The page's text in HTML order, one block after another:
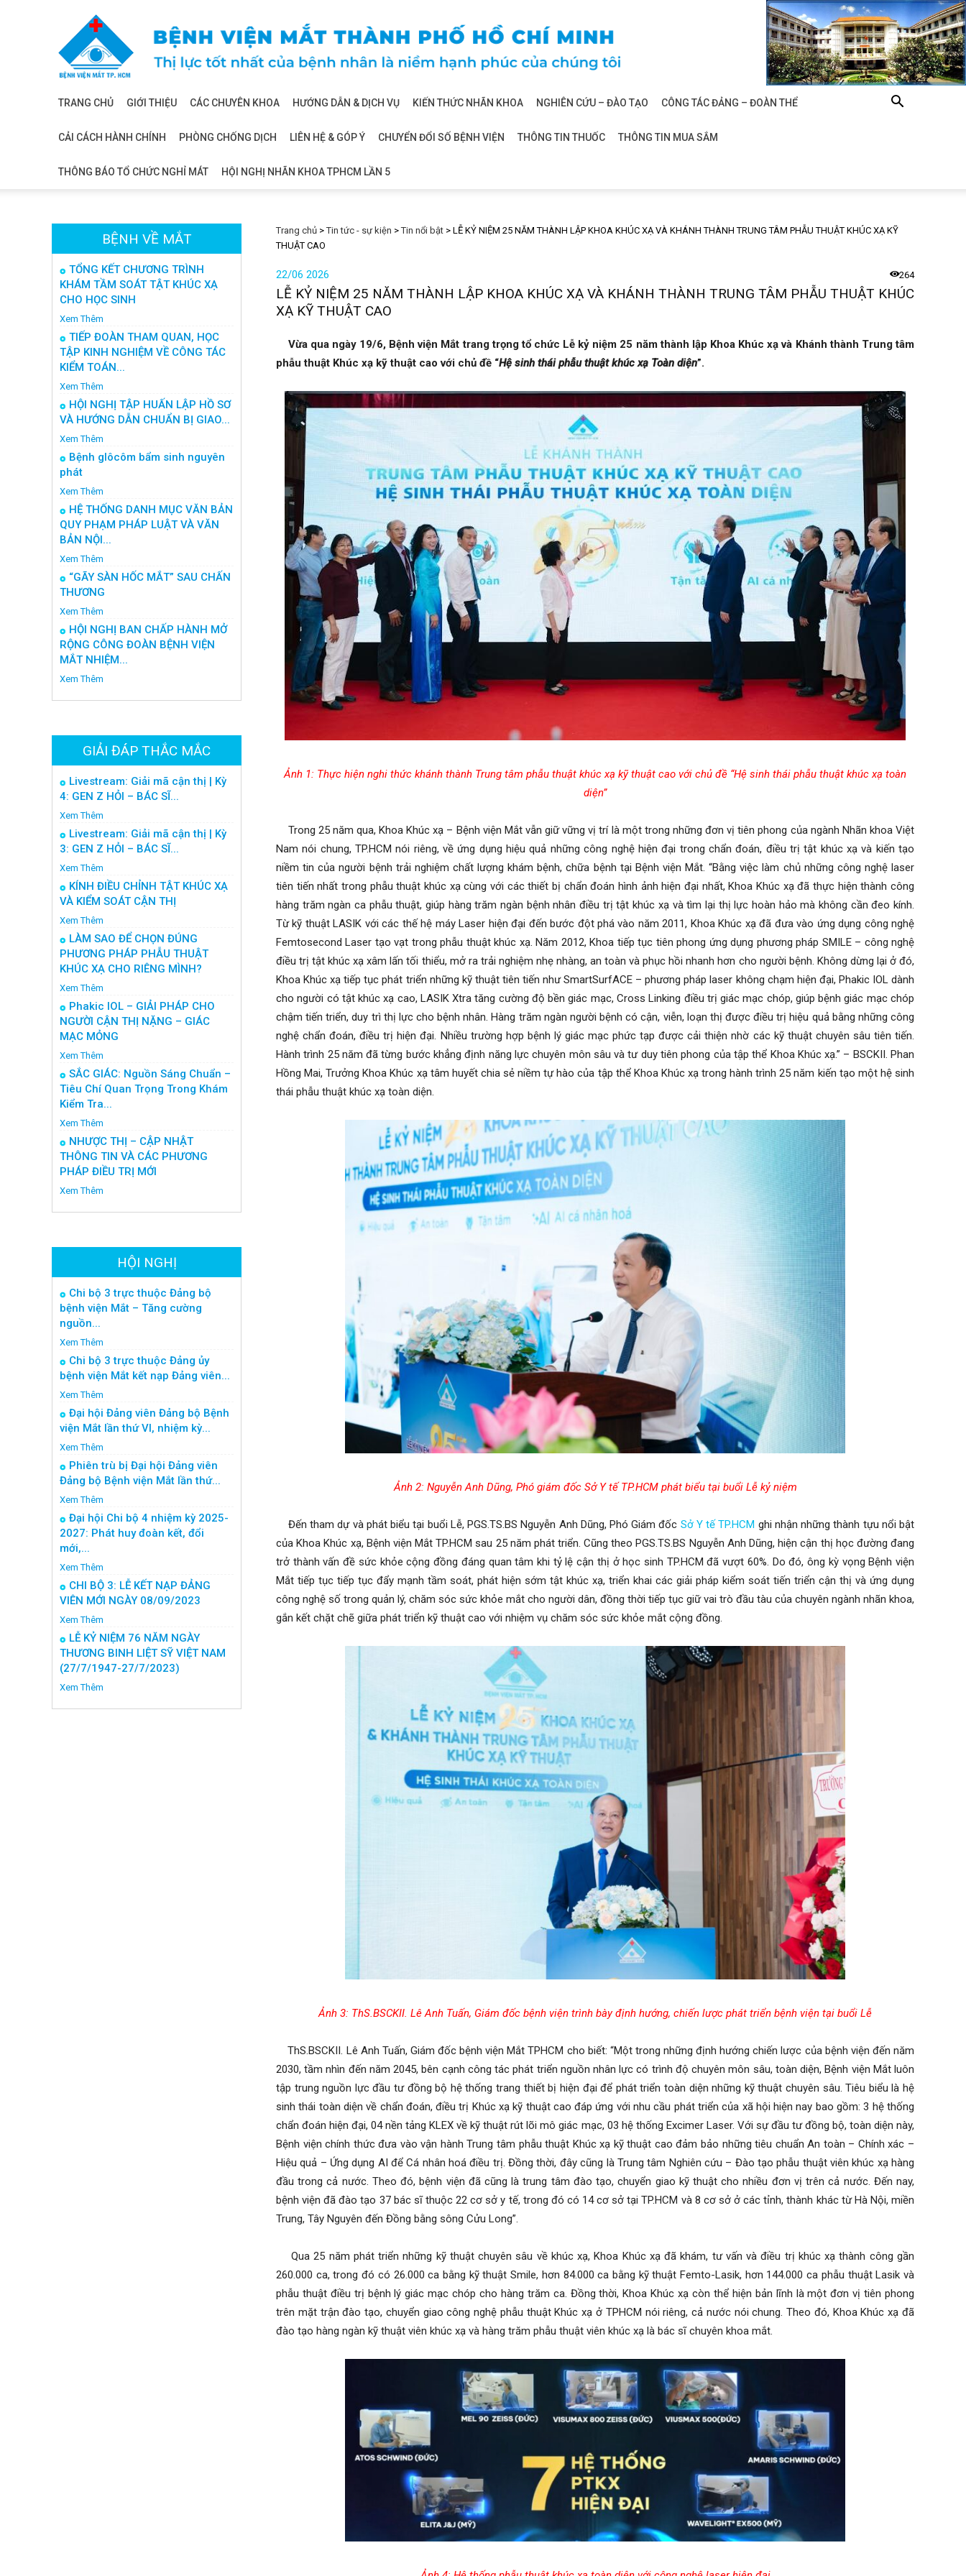
mắt
TRANG CHỦ GIỚI THIỆU CÁC CHUYÊN KHOA HƯỚNG DẪN & DỊCH VỤ KIẾN THỨC NHÃN KHOA NGHIÊN CỨU – ĐÀO TẠO CÔNG TÁC ĐẢNG – ĐOÀN THỂ
CẢI CÁCH HÀNH CHÍNH PHÒNG CHỐNG DỊCH LIÊN HỆ & GÓP Ý CHUYỂN ĐỔI SỐ BỆNH VIỆN THÔNG TIN THUỐC THÔNG TIN MUA SẮM
THÔNG BÁO TỔ CHỨC NGHỈ MÁT HỘI NGHỊ NHÃN KHOA TPHCM LẦN 5
Trang chủ >Tin tức - sự kiện >Tin nổi bật > LỄ KỶ NIỆM 25 NĂM THÀNH LẬP KHOA KHÚC XẠ VÀ KHÁNH THÀNH TRUNG TÂM PHẪU THUẬT KHÚC XẠ KỸ
THUẬT CAO
22/06 2026 264
LỄ KỶ NIỆM 25 NĂM THÀNH LẬP KHOA KHÚC XẠ VÀ KHÁNH THÀNH TRUNG TÂM PHẪU THUẬT KHÚC
XẠ KỸ THUẬT CAO
Vừa qua ngày 19/6, Bệnh viện Mắt trang trọng tổ chức Lễ kỷ niệm 25 năm thành lập Khoa Khúc xạ và Khánh thành Trung tâm
phẫu thuật Khúc xạ kỹ thuật cao với chủ đề “Hệ sinh thái phẫu thuật khúc xạ Toàn diện”.
Ảnh 1: Thực hiện nghi thức khánh thành Trung tâm phẫu thuật khúc xạ kỹ thuật cao với chủ đề “Hệ sinh thái phẫu thuật khúc xạ toàn
diện”
Trong 25 năm qua, Khoa Khúc xạ – Bệnh viện Mắt vẫn giữ vững vị trí là một trong những đơn vị tiên phong của ngành Nhãn khoa Việt
Nam nói chung, TP.HCM nói riêng, về ứng dụng hiệu quả những công nghệ hiện đại trong chẩn đoán, điều trị tật khúc xạ và kiến tạo
niềm tin của người bệnh trải nghiệm chất lượng khám bệnh, chữa bệnh tại Bệnh viện Mắt. “Bằng việc làm chủ những công nghệ laser
tiên tiến nhất trong phẫu thuật khúc xạ cùng với các thiết bị chẩn đoán hình ảnh hiện đại nhất, Khoa Khúc xạ đã thực hiện thành công
hàng trăm ngàn ca phẫu thuật, giúp hàng trăm ngàn bệnh nhân điều trị tật khúc xạ và tìm lại thị lực hoàn hảo mà không cần đeo kính.
Từ kỹ thuật LASIK với các thế hệ máy Laser hiện đại đến bước đột phá vào năm 2011, Khoa Khúc xạ đã đưa vào ứng dụng công nghệ
Femtosecond Laser tạo vạt trong phẫu thuật khúc xạ. Năm 2012, Khoa tiếp tục tiên phong ứng dụng phương pháp SMILE – công nghệ
điều trị tật khúc xạ xâm lấn tối thiểu, mở ra trải nghiệm nhẹ nhàng, an toàn và phục hồi nhanh hơn cho người bệnh. Không dừng lại ở đó,
Khoa Khúc xạ tiếp tục phát triển những kỹ thuật tiên tiến như SmartSurfACE – phương pháp laser không chạm hiện đại, Phakic IOL dành
cho người có tật khúc xạ cao, LASIK Xtra tăng cường độ bền giác mạc, Cross Linking điều trị giác mạc chóp, giúp bệnh giác mạc chóp
chậm tiến triển, duy trì thị lực cho bệnh nhân. Hàng trăm ngàn người bệnh có cận, viễn, loạn thị được điều trị hiệu quả bằng những công
nghệ chẩn đoán, điều trị hiện đại. Nhiều trường hợp bệnh lý giác mạc phức tạp được cải thiện nhờ các kỹ thuật chuyên sâu tiên tiến.
Hành trình 25 năm đã từng bước khẳng định năng lực chuyên môn sâu và tư duy tiên phong của tập thể Khoa Khúc xạ.” – BSCKII. Phan
Hồng Mai, Trưởng Khoa Khúc xạ tâm huyết chia sẻ niềm tự hào của tập thể Khoa Khúc xạ trong hành trình 25 năm kiến tạo một hệ sinh
thái phẫu thuật khúc xạ toàn diện.
Ảnh 2: Nguyễn Anh Dũng, Phó giám đốc Sở Y tế TP.HCMphát biểu tại buổi Lễ kỷ niệm
Đến tham dự và phát biểu tại buổi Lễ, PGS.TS.BS Nguyễn Anh Dũng, Phó Giám đốc Sở Y tế TP.HCM ghi nhận những thành tựu nổi bật
của Khoa Khúc xạ, Bệnh viện Mắt TP.HCM sau 25 năm phát triển. Cũng theo PGS.TS.BS Nguyễn Anh Dũng, hiện cận thị học đường đang
trở thành vấn đề sức khỏe cộng đồng đáng quan tâm khi tỷ lệ cận thị ở học sinh TP.HCM đã vượt 60%. Do đó, ông kỳ vọng Bệnh viện
Mắt tiếp tục tiếp tục đẩy mạnh tầm soát, phát hiện sớm tật khúc xạ, triển khai các giải pháp kiểm soát tiến triển cận thị và ứng dụng
công nghệ số trong quản lý, chăm sóc sức khỏe mắt cho người dân, đồng thời tiếp tục giữ vai trò đầu tàu của chuyên ngành nhãn khoa,
gắn kết chặt chẽ giữa phát triển kỹ thuật cao với nhiệm vụ chăm sóc sức khỏe mắt cộng đồng.
Ảnh 3: ThS.BSCKII. Lê Anh Tuấn, Giám đốc bệnh viện trình bày định hướng, chiến lược phát triển bệnh viện tại buổi Lễ
ThS.BSCKII. Lê Anh Tuấn, Giám đốc bệnh viện Mắt TPHCM cho biết: “Một trong những định hướng chiến lược của bệnh viện đến năm
2030, tầm nhìn đến năm 2045, bên cạnh công tác phát triển nguồn nhân lực có trình độ chuyên môn sâu, toàn diện, Bệnh viện Mắt luôn
tập trung nguồn lực đầu tư đồng bộ hệ thống trang thiết bị hiện đại để phát triển toàn diện những kỹ thuật chuyên sâu. Tiêu biểu là hệ
sinh thái toàn diện về chẩn đoán, điều trị Khúc xạ kỹ thuật cao đáp ứng với nhu cầu phát triển của xã hội hiện nay bao gồm: 3 hệ thống
chẩn đoán hiện đại, 04 nền tảng KLEX về kỹ thuật rút lõi mô giác mạc, 03 hệ thống Excimer Laser. Với sự đầu tư đồng bộ, toàn diện này,
Bệnh viện chính thức đưa vào vận hành Trung tâm phẫu thuật Khúc xạ kỹ thuật cao đảm bảo những tiêu chuẩn An toàn – Chính xác –
Hiệu quả – Ứng dụng AI để Cá nhân hoá điều trị. Đồng thời, đây cũng là Trung tâm Nghiên cứu – Đào tạo phẫu thuật viên khúc xạ hàng
đầu trong cả nước. Theo đó, bệnh viện đã cũng là trung tâm đào tạo, chuyển giao kỹ thuật cho nhiều đơn vị trên cả nước. Đến nay,
bệnh viện đã đào tạo 37 bác sĩ thuộc 22 cơ sở y tế, trong đó có 14 cơ sở tại TP.HCM và 8 cơ sở ở các tỉnh, thành khác từ Hà Nội, miền
Trung, Tây Nguyên đến Đồng bằng sông Cửu Long”.
Qua 25 năm phát triển những kỹ thuật chuyên sâu về khúc xạ, Khoa Khúc xạ đã khám, tư vấn và điều trị khúc xạ thành công gần
260.000 ca, trong đó có 26.000 ca bằng kỹ thuật Smile, hơn 84.000 ca bằng kỹ thuật Femto-Lasik, hơn 144.000 ca phẫu thuật Lasik và
phẫu thuật điều trị bệnh lý giác mạc chóp cho hàng trăm ca. Đồng thời, Khoa Khúc xạ còn thể hiện bản lĩnh là một đơn vị tiên phong
trên mặt trận đào tạo, chuyển giao công nghệ phẫu thuật Khúc xạ ở TPHCM nói riêng, cả nước nói chung. Theo đó, Khoa Khúc xạ đã
đào tạo hàng ngàn kỹ thuật viên khúc xạ và hàng trăm phẫu thuật viên khúc xạ là bác sĩ chuyên khoa mắt.
BỆNH VỀ MẮT
TỔNG KẾT CHƯƠNG TRÌNH
KHÁM TẦM SOÁT TẬT KHÚC XẠ
CHO HỌC SINH
Xem Thêm
TIẾP ĐOÀN THAM QUAN, HỌC
TẬP KINH NGHIỆM VỀ CÔNG TÁC
KIỂM TOÁN...
Xem Thêm
HỘI NGHỊ TẬP HUẤN LẬP HỒ SƠ
VÀ HƯỚNG DẪN CHUẨN BỊ GIAO...
Xem Thêm
Bệnh glôcôm bẩm sinh nguyên
phát
Xem Thêm
HỆ THỐNG DANH MỤC VĂN BẢN
QUY PHẠM PHÁP LUẬT VÀ VĂN
BẢN NỘI...
Xem Thêm
“GÃY SÀN HỐC MẮT” SAU CHẤN
THƯƠNG
Xem Thêm
HỘI NGHỊ BAN CHẤP HÀNH MỞ
RỘNG CÔNG ĐOÀN BỆNH VIỆN
MẮT NHIỆM...
Xem Thêm
GIẢI ĐÁP THẮC MẮC
Livestream: Giải mã cận thị | Kỳ
4: GEN Z HỎI – BÁC SĨ...
Xem Thêm
Livestream: Giải mã cận thị | Kỳ
3: GEN Z HỎI – BÁC SĨ...
Xem Thêm
KÍNH ĐIỀU CHỈNH TẬT KHÚC XẠ
VÀ KIỂM SOÁT CẬN THỊ
Xem Thêm
LÀM SAO ĐỂ CHỌN ĐÚNG
PHƯƠNG PHÁP PHẪU THUẬT
KHÚC XẠ CHO RIÊNG MÌNH?
Xem Thêm
Phakic IOL – GIẢI PHÁP CHO
NGƯỜI CẬN THỊ NẶNG – GIÁC
MẠC MỎNG
Xem Thêm
SẮC GIÁC: Nguồn Sáng Chuẩn –
Tiêu Chí Quan Trọng Trong Khám
Kiểm Tra...
Xem Thêm
NHƯỢC THỊ – CẬP NHẬT
THÔNG TIN VÀ CÁC PHƯƠNG
PHÁP ĐIỀU TRỊ MỚI
Xem Thêm
HỘI NGHỊ
Chi bộ 3 trực thuộc Đảng bộ
bệnh viện Mắt – Tăng cường
nguồn...
Xem Thêm
Chi bộ 3 trực thuộc Đảng ủy
bệnh viện Mắt kết nạp Đảng viên...
Xem Thêm
Đại hội Đảng viên Đảng bộ Bệnh
viện Mắt lần thứ VI, nhiệm kỳ...
Xem Thêm
Phiên trù bị Đại hội Đảng viên
Đảng bộ Bệnh viện Mắt lần thứ...
Xem Thêm
Đại hội Chi bộ 4 nhiệm kỳ 2025-
2027: Phát huy đoàn kết, đổi
mới,...
Xem Thêm
CHI BỘ 3: LỄ KẾT NẠP ĐẢNG
VIÊN MỚI NGÀY 08/09/2023
Xem Thêm
LỄ KỶ NIỆM 76 NĂM NGÀY
THƯƠNG BINH LIỆT SỸ VIỆT NAM
(27/7/1947-27/7/2023)
Xem Thêm